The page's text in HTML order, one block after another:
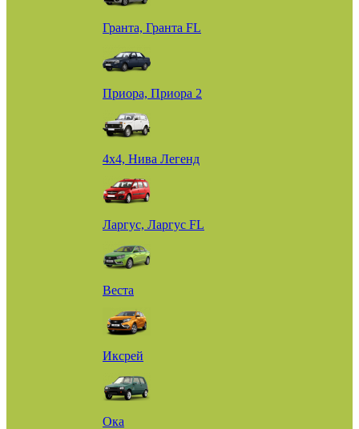
Гранта, Гранта FL
Приора, Приора 2
4х4, Нива Легенд
Ларгус, Ларгус FL
Веста
Иксрей
Ока